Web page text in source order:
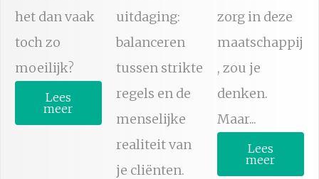
het dan vaak
toch zo
moeilijk?
Lees
meer
uitdaging:
balanceren
tussen strikte
regels en de
menselijke
realiteit van
je cliënten.
zorg in deze
maatschappij
, zou je
denken.
Maar...
Lees
meer